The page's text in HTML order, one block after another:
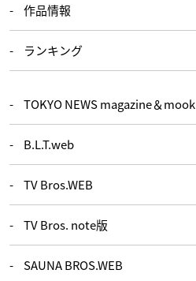
作品情報
ランキング
TOKYO NEWS magazine＆mook
B.L.T.web
TV Bros.WEB
TV Bros. note版
SAUNA BROS.WEB